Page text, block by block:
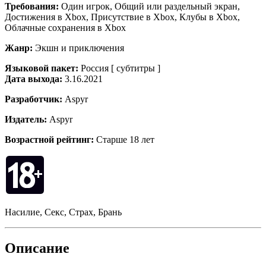
Требования: Один игрок, Общий или раздельный экран,
Достижения в Xbox, Присутствие в Xbox, Клубы в Xbox,
Облачные сохранения в Xbox
Жанр: Экшн и приключения
Языковой пакет: Россия [ субтитры ]
Дата выхода: 3.16.2021
Разработчик: Aspyr
Издатель: Aspyr
Возрастной рейтинг: Старше 18 лет
Насилие, Секс, Страх, Брань
Описание